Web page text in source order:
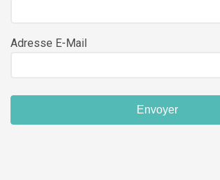
Adresse E-Mail
Envoyer